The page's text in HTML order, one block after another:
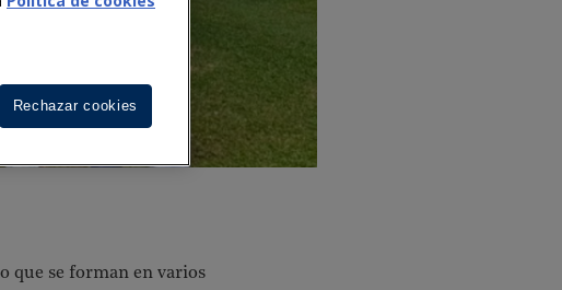
que se forman en varios
Rechazar cookies